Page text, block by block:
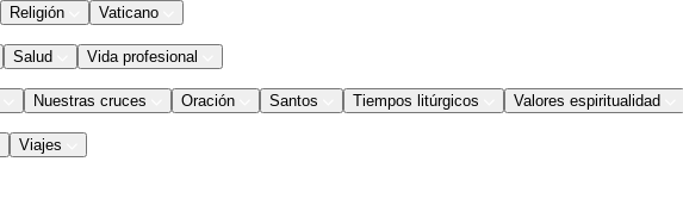
Religión Vaticano
Salud Vida profesional
Nuestras cruces Oración Santos Tiempos litúrgicos Valores espiritualidad
Viajes